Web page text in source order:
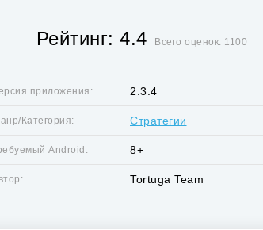
Рейтинг: 4.4 Всего оценок: 1100
приложения: 2.3.4
Категория: Стратегии
Android: 8+
Tortuga Team